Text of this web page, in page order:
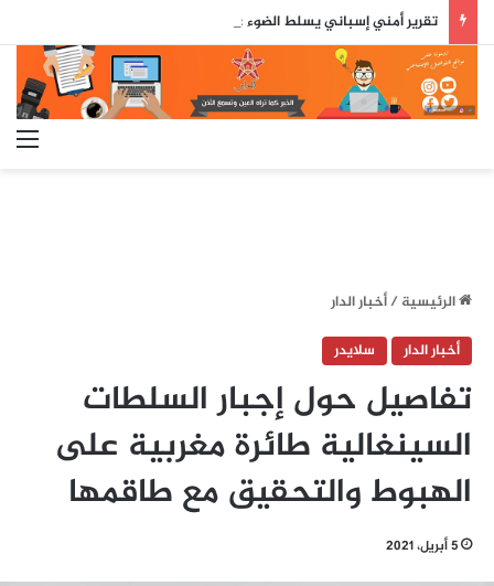
الرئيسية/أخبار الدار
أخبار الدار
سلايدر
تفاصيل حول إجبار السلطات
السينغالية طائرة مغربية على
الهبوط والتحقيق مع طاقمها
5 أبريل، 2021